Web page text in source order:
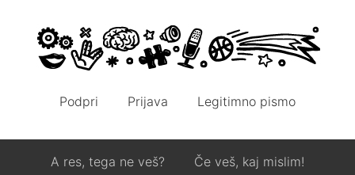
Podpri Prijava Legitimno pismo
A res, tega ne veš? Če veš, kaj mislim!